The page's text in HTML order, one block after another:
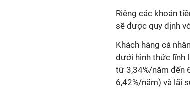
Riêng các khoản
sẽ được quy định
Khách hàng cá
dưới hình thức lĩnh
từ 3,34%/năm đến
6,42%/năm) và lãi